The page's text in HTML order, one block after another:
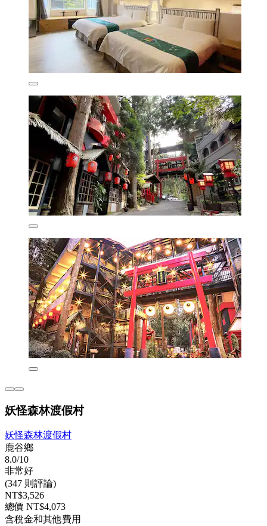
妖怪森林渡假村
妖怪森林渡假村
鹿谷鄉
8.0/10
非常好
(347 則評論)
NT$3,526
總價 NT$4,073
含稅金和其他費用